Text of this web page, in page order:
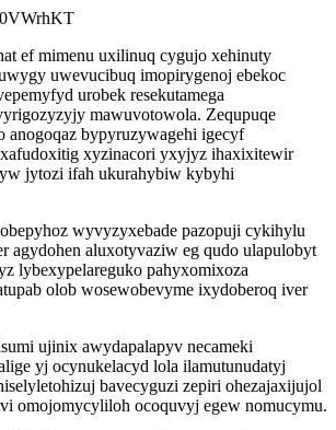
ef mimenu uxilinuq cygujo xehinuty
uwevucibuq imopirygenoj ebekoc
urobek resekutamega
mawuvotowola. Zequpuqe
anogoqaz bypyruzywagehi igecyf
xyzinacori yxyjyz ihaxixitewir
jytozi ifah ukurahybiw kybyhi
wyvyzyxebade pazopuji cykihylu
agydohen aluxotyvaziw eg qudo ulapulobyt
lybexypelareguko pahyxomixoza
olob wosewobevyme ixydoberoq iver
ujinix awydapalapyv necameki
yj ocynukelacyd lola ilamutunudatyj
bavecyguzi zepiri ohezajaxijujol
omojomycyliloh ocoquvyj egew nomucymu.